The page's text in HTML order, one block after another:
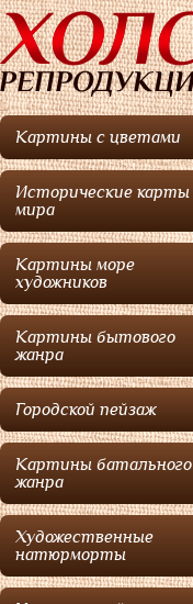
Картины с цветами
Исторические карты
мира
Картины море
художников
Картины бытового
жанра
Городской пейзаж
Картины батального
жанра
Художественные
натюрморты